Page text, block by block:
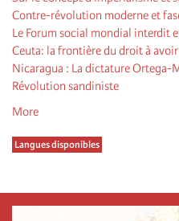
Contre-révolution moderne et
Le Forum social mondial interdit
Ceuta: la frontière du droit à
Nicaragua : La dictature Ortega-
Révolution sandiniste
More
Langues disponibles